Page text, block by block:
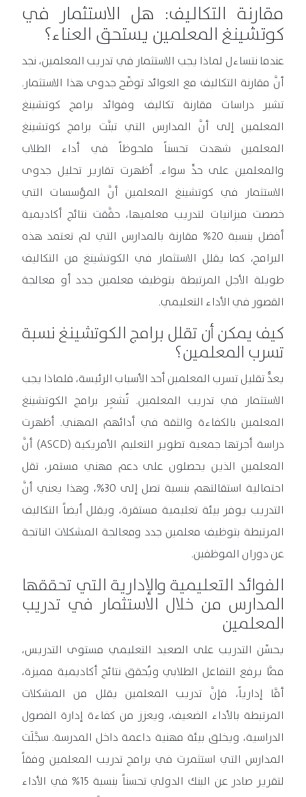
مقارنة التكاليف: هل الاستثمار في
كوتشينغ المعلمين يستحق العناء؟
عندما نتساءل لماذا يجب الاستثمار في تدريب المعلمين، نجد
أنَّ مقارنة التكاليف مع العوائد توضِّح جدوى هذا الاستثمار.
تشير دراسات مقارنة تكاليف وفوائد برامج كوتشينغ
المعلمين إلى أنَّ المدارس التي تبنَّت برامج كوتشينغ
المعلمين شهدت تحسناً ملحوظاً في أداء الطلاب
والمعلمين على حدٍّ سواء. أظهرت تقارير تحليل جدوى
الاستثمار في كوتشينغ المعلمين أنَّ المؤسسات التي
خصصت ميزانيات لتدريب معلميها، حقَّقت نتائج أكاديمية
أفضل بنسبة 20% مقارنة بالمدارس التي لم تعتمد هذه
البرامج، كما يقلل الاستثمار في الكوتشينغ من التكاليف
طويلة الأجل المرتبطة بتوظيف معلمين جدد أو معالجة
القصور في الأداء التعليمي.
كيف يمكن أن تقلل برامج الكوتشينغ نسبة
تسرب المعلمين؟
يعدُّ تقليل تسرب المعلمين أحد الأسباب الرئيسة، فلماذا يجب
الاستثمار في تدريب المعلمين. تُشعِر برامج الكوتشينغ
المعلمين بالكفاءة والثقة في أدائهم المهني. أظهرت
دراسة أجرتها جمعية تطوير التعليم الأمريكية (ASCD) أنَّ
المعلمين الذين يحصلون على دعم مهني مستمر، تقل
احتمالية استقالتهم بنسبة تصل إلى 30%، وهذا يعني أنَّ
التدريب يوفر بيئة تعليمية مستقرة، ويقلل أيضاً التكاليف
المرتبطة بتوظيف معلمين جدد ومعالجة المشكلات الناتجة
عن دوران الموظفين.
الفوائد التعليمية والإدارية التي تحققها
المدارس من خلال الاستثمار في تدريب
المعلمين
يحسِّن التدريب على الصعيد التعليمي مستوى التدريس،
ممَّا يرفع التفاعل الطلابي ويُحقق نتائج أكاديمية مميزة،
أمَّا إدارياً، فإنَّ تدريب المعلمين يقلل من المشكلات
المرتبطة بالأداء الضعيف، ويعزز من كفاءة إدارة الفصول
الدراسية، ويخلق بيئة مهنية داعمة داخل المدرسة. سجَّلَت
المدارس التي استثمرت في برامج تدريب المعلمين وفقاً
لتقرير صادر عن البنك الدولي تحسناً بنسبة 15% في الأداء